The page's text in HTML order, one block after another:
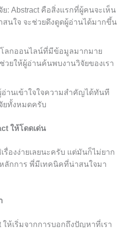
: Abstract คือสิ่งแรกที่ผู้คนจะเห็น
นใจ จะช่วยดึงดูดผู้อ่านได้มากขึ้น
ลกออนไลน์ที่มีข้อมูลมากมาย
วยให้ผู้อ่านค้นพบงานวิจัยของเรา
อ่านเข้าใจใจความสำคัญได้ทันที
ยทั้งหมดครับ
ให้โดดเด่น
รื่องง่ายเลยนะครับ แต่มันก็ไม่ยาก
หลักการ พี่มีเทคนิคที่น่าสนใจมา
ให้เริ่มจากการบอกถึงปัญหาที่เรา